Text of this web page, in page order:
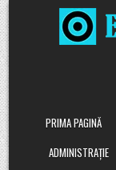
Skip
to
content
PRIMA PAGINĂ
ADMINISTRAȚIE